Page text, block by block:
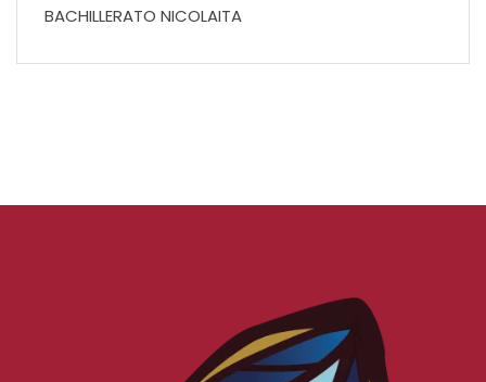
BACHILLERATO NICOLAITA